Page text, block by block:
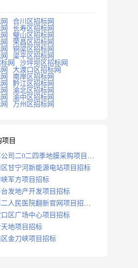
合川区招标网
长寿区招标网
璧山区招标网
荣昌区招标网
铜梁区招标网
梁平区招标网
网
沙坪坝区招标网
大渡口区招标网
南岸区招标网
黔江区招标网
渝北区招标网
渝中区招标网
万州区招标网
目
司二0二四季地膜采购项目招
甘宁河新能源电站项目招标
军方项目招标
发地产开发项目招标
人民医院翻新官网项目招标
区广场中心项目招标
地项目招标
金刀峡项目招标